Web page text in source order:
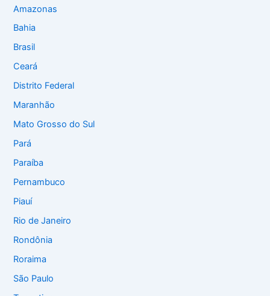
Amazonas
Bahia
Brasil
Ceará
Distrito Federal
Maranhão
Mato Grosso do Sul
Pará
Paraíba
Pernambuco
Piauí
Rio de Janeiro
Rondônia
Roraima
São Paulo